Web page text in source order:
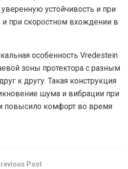
устойчивость и при
при скоростном вхождении в
особенность Vredestein
зоны протектора с разным
к другу. Такая конструкция
шума и вибрации при
повысило комфорт во время
Post